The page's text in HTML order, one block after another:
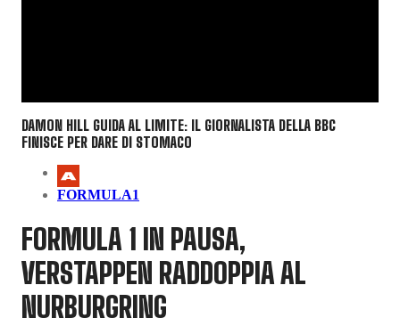
DAMON HILL GUIDA AL LIMITE: IL GIORNALISTA DELLA BBC
FINISCE PER DARE DI STOMACO
FORMULA1
FORMULA 1 IN PAUSA,
VERSTAPPEN RADDOPPIA AL
NURBURGRING